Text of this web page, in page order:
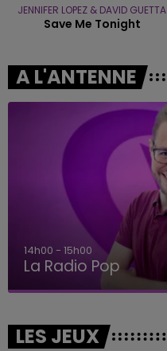
JENNIFER LOPEZ & DAVID GUETTA
Save Me Tonight
A L'ANTENNE
14h00 - 15h00
La Radio Pop
LES JEUX